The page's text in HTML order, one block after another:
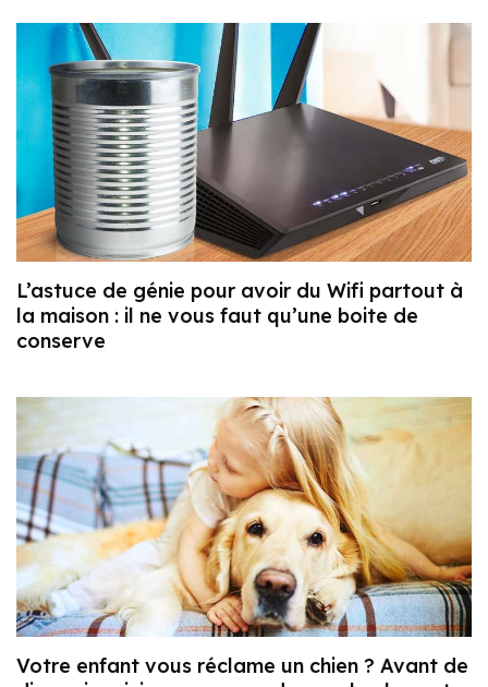
L’astuce de génie pour avoir du Wifi partout à
la maison : il ne vous faut qu’une boite de
conserve
Votre enfant vous réclame un chien ? Avant de